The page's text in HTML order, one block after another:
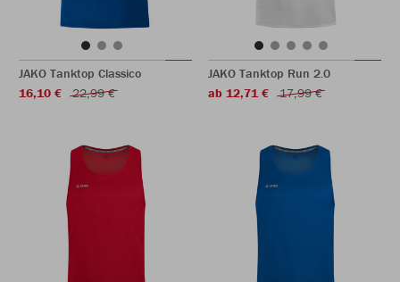
JAKO Tanktop Classico
16,10 €
22,99 €
JAKO Tanktop Run 2.0
ab 12,71 €
17,99 €